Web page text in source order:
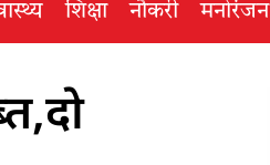
शिक्षा नौकरी मनोरंजन